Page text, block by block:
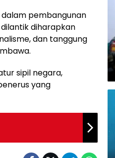
pembangunan
diharapkan
dan tanggung
sipil negara,
yang